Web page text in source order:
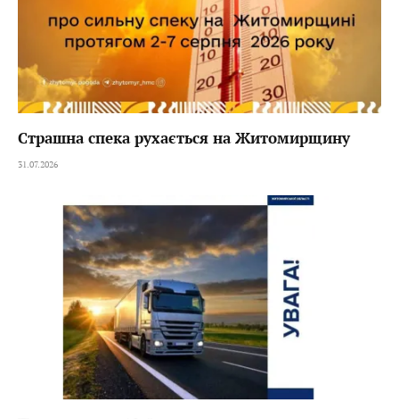
Страшна спека рухається на Житомирщину
31.07.2026